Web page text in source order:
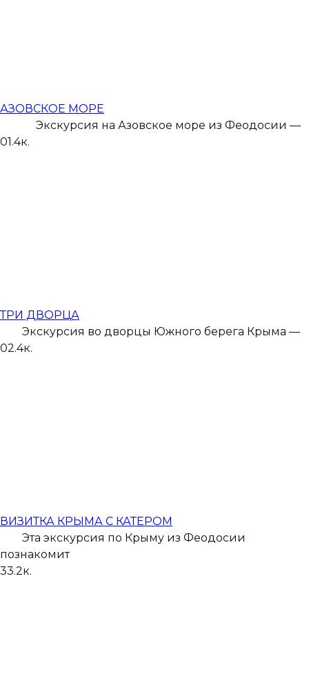
АЗОВСКОЕ МОРЕ
Экскурсия на Азовское море из Феодосии —
01.4к.
ТРИ ДВОРЦА
Экскурсия во дворцы Южного берега Крыма —
02.4к.
ВИЗИТКА КРЫМА С КАТЕРОМ
Эта экскурсия по Крыму из Феодосии
познакомит
33.2к.